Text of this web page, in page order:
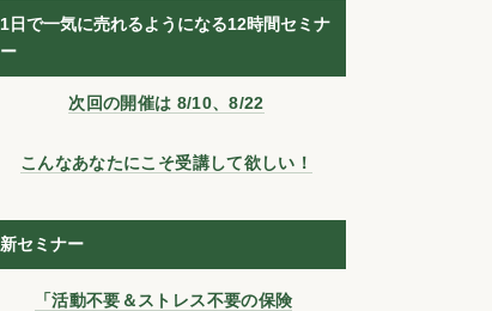
1日で一気に売れるようになる12時間セミナ
ー
次回の開催は 8/10、8/22
こんなあなたにこそ受講して欲しい！
新セミナー
「活動不要＆ストレス不要の保険